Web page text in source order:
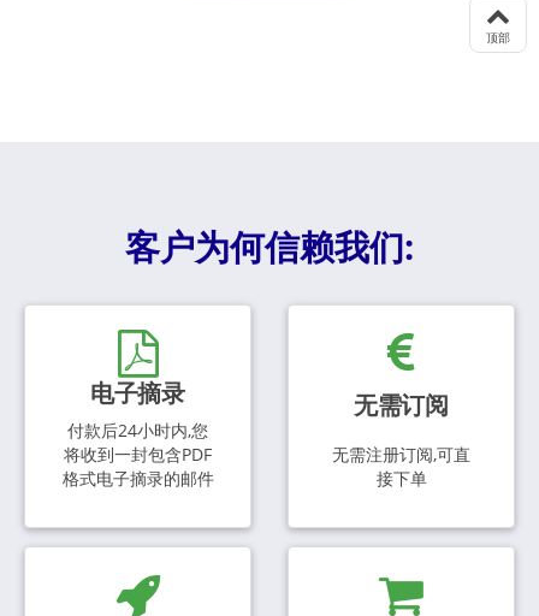
客户为何信赖我们:
电子摘录
付款后24小时内,您
将收到一封包含PDF
格式电子摘录的邮件
无需订阅
无需注册订阅,可直
接下单
顶部